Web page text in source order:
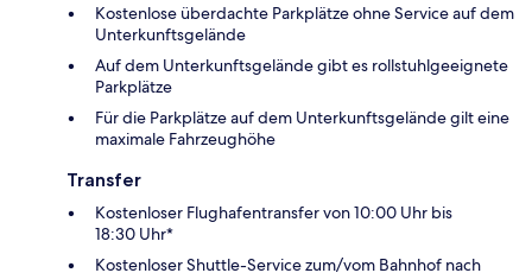
Kostenlose überdachte Parkplätze ohne Service auf dem
Unterkunftsgelände
Auf dem Unterkunftsgelände gibt es rollstuhlgeeignete
Parkplätze
Für die Parkplätze auf dem Unterkunftsgelände gilt eine
maximale Fahrzeughöhe
Transfer
Kostenloser Flughafentransfer von 10:00 Uhr bis
18:30 Uhr*
Kostenloser Shuttle-Service zum/vom Bahnhof nach